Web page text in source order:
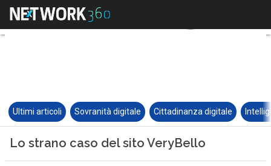
Ultimi articoli Sovranità digitale Cittadinanza digitale
Lo strano caso del sito VeryBello